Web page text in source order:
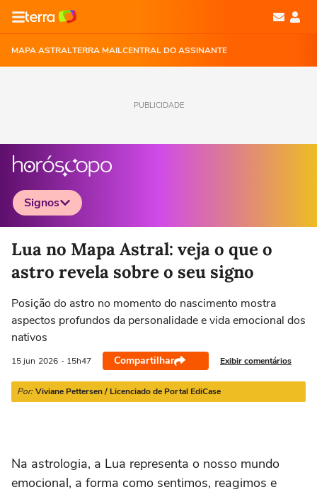
MAPA ASTRALTERRA MAILCENTRAL DO ASSINANTE
PUBLICIDADE
Signos
Selecione o signo para ver as notícias
Áries
21/03 a 20/04
Touro
21/04 a 20/05
Gêmeos
21/05 a 20/06
Câncer
21/06 a 21/07
Lua no Mapa Astral: veja o que o
astro revela sobre o seu signo
Posição do astro no momento do nascimento mostra
aspectos profundos da personalidade e vida emocional dos
nativos
15 jun 2026 - 15h47 Compartilhar Exibir comentários
Por: Viviane Pettersen / Licenciado de Portal EdiCase
Na astrologia, a Lua representa o nosso mundo
emocional, a forma como sentimos, reagimos e